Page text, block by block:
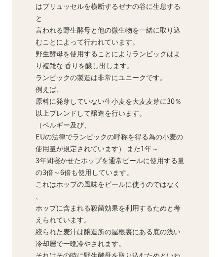
はブリュッセルを横断するゼナの谷に生息する
と
言われる野生酵母と他の微生物を一緒に取り込
むことによって行われています。
野生酵母を使用することによりランビックはよ
り複雑な 香りを醸し出します。
ランビックの製造は非常にユニークです。
例えば、
原料に発芽していない生小麦を大麦麦芽に30％
以上ブレンドして醸造を行います。
（ベルギー及び、
EUの法律でランビックの呼称を得る為の小麦の
使用量が規定されています） また1年～
3年間寝かせたホップを通常ビールに使用する量
の3倍～6倍も使用しています。
これはホップの風味をビールに使うのではなく
、
ホップに含まれる殺菌効果を利用するためと考
えられています。
絞られた麦汁は醸造所の屋根裏にある底の浅い
冷却層で一晩冷やされます。